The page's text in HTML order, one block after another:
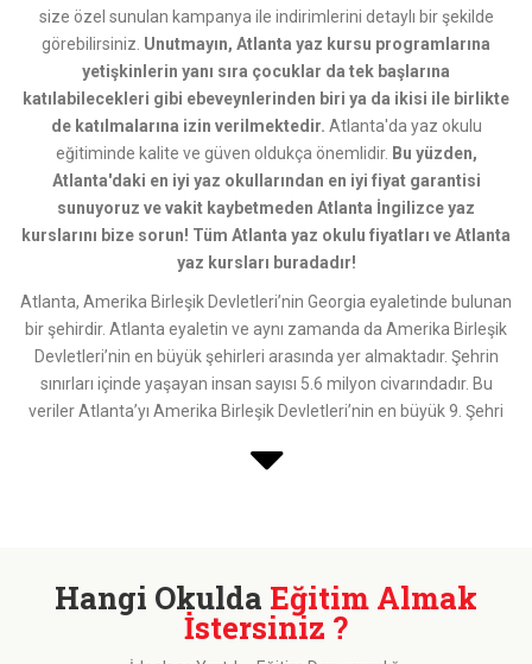
size özel sunulan kampanya ile indirimlerini detaylı bir şekilde
görebilirsiniz. Unutmayın, Atlanta yaz kursu programlarına
yetişkinlerin yanı sıra çocuklar da tek başlarına
katılabilecekleri gibi ebeveynlerinden biri ya da ikisi ile birlikte
de katılmalarına izin verilmektedir. Atlanta'da yaz okulu
eğitiminde kalite ve güven oldukça önemlidir. Bu yüzden,
Atlanta'daki en iyi yaz okullarından en iyi fiyat garantisi
sunuyoruz ve vakit kaybetmeden Atlanta İngilizce yaz
kurslarını bize sorun! Tüm Atlanta yaz okulu fiyatları ve Atlanta
yaz kursları buradadır!
Atlanta, Amerika Birleşik Devletleri’nin Georgia eyaletinde bulunan
bir şehirdir. Atlanta eyaletin ve aynı zamanda da Amerika Birleşik
Devletleri’nin en büyük şehirleri arasında yer almaktadır. Şehrin
sınırları içinde yaşayan insan sayısı 5.6 milyon civarındadır. Bu
veriler Atlanta’yı Amerika Birleşik Devletleri’nin en büyük 9. Şehri
kabul edilmektedir. Şehrin en önemli noktaları arasında, Midtown,
eğitiminiz boyunca İdealsas'ın ücretsiz ve profesyonel
danışmanlık hizmetinden faydalanıyor olacaksınız!
Hangi Okulda Eğitim Almak
İstersiniz ?